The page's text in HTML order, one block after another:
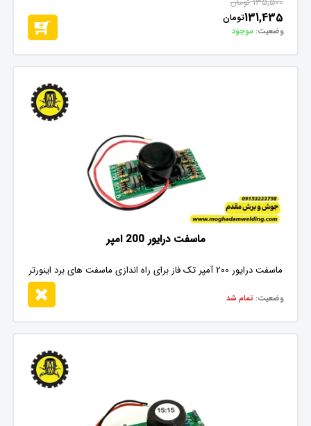
131,435تومان
وضعیت: موجود
ماسفت درایور 200 امپر
ماسفت درایور 200 آمپر تک فاز برای راه اندازی ماسفت های برد اینورتر
وضعیت: تمام شد